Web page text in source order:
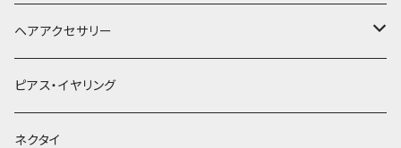
ヘアアクセサリー
ヘアクリップ
ヘッドドレス・カチューシャ
ピアス・イヤリング
ネクタイ